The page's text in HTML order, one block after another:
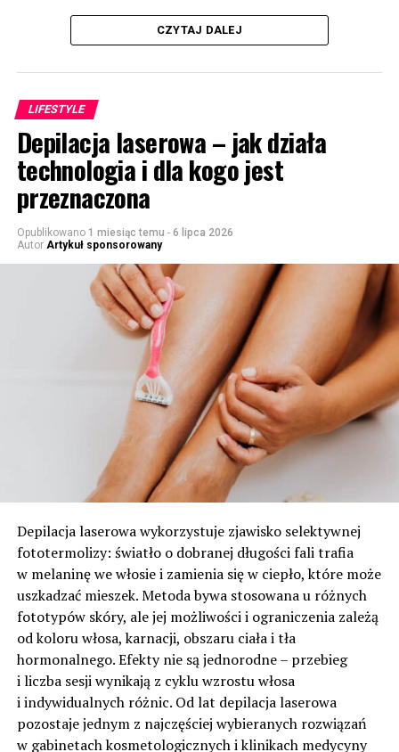
CZYTAJ DALEJ
LIFESTYLE
Depilacja laserowa – jak działa
technologia i dla kogo jest
przeznaczona
Opublikowano 1 miesiąc temu - 6 lipca 2026
Autor Artykuł sponsorowany
Depilacja laserowa wykorzystuje zjawisko selektywnej
fototermolizy: światło o dobranej długości fali trafia
w melaninę we włosie i zamienia się w ciepło, które może
uszkadzać mieszek. Metoda bywa stosowana u różnych
fototypów skóry, ale jej możliwości i ograniczenia zależą
od koloru włosa, karnacji, obszaru ciała i tła
hormonalnego. Efekty nie są jednorodne – przebieg
i liczba sesji wynikają z cyklu wzrostu włosa
i indywidualnych różnic. Od lat depilacja laserowa
pozostaje jednym z najczęściej wybieranych rozwiązań
w gabinetach kosmetologicznych i klinikach medycyny